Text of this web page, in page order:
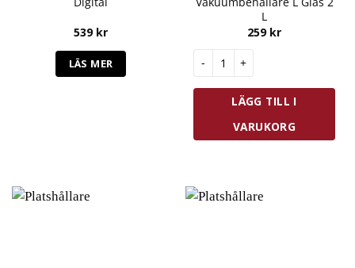
539 kr
LÄS MER
L
259 kr
Zwilling Fresh & Save
LÄGG TILL I
VARUKORG